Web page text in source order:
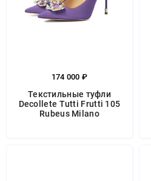
174 000 ₽
Текстильные туфли
Decollete Tutti Frutti 105
Rubeus Milano